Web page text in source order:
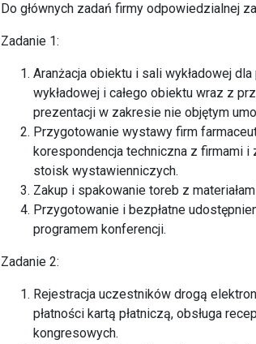
Do głównych zadań firmy odpowiedzialnej
Zadanie 1:
Aranżacja obiektu i sali wykładowej
wykładowej i całego obiektu wraz z
prezentacji w zakresie nie objętym
Przygotowanie wystawy firm
korespondencja techniczna z firmami
stoisk wystawienniczych.
Zakup i spakowanie toreb z
Przygotowanie i bezpłatne
programem konferencji.
Zadanie 2:
Rejestracja uczestników drogą
płatności kartą płatniczą, obsługa
kongresowych.